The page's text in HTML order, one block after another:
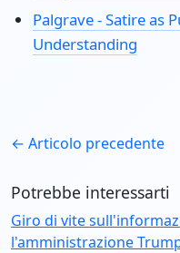
Palgrave - Satire as
Understanding
← Articolo precedente
Potrebbe interessarti
Giro di vite
l'amministrazione